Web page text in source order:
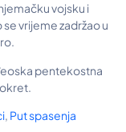
vojsku i
vrijeme zadržao u
pentekostna
, Put spasenja